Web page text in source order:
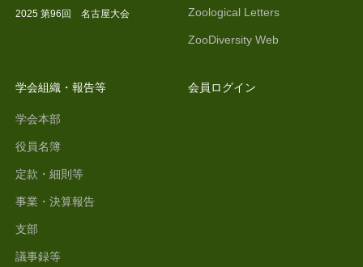
2025 第96回 名古屋大会 Zoological Letters
ZooDiversity Web
学会組織・報告等
学会本部
役員名簿
定款・細則等
事業・決算報告
支部
議事録等
会員ログイン